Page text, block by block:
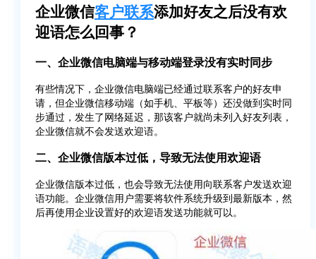
企业微信客户联系添加好友之后没有欢
迎语怎么回事？
一、企业微信电脑端与移动端登录没有实时同步
有些情况下，企业微信电脑端已经通过联系客户的好友申
请，但企业微信移动端（如手机、平板等）还没做到实时同
步通过，发生了网络延迟，那该客户就尚未列入好友列表，
企业微信就不会发送欢迎语。
二、企业微信版本过低，导致无法使用欢迎语
企业微信版本过低，也会导致无法使用向联系客户发送欢迎
语功能。企业微信用户需要将软件系统升级到最新版本，然
后再使用企业设置好的欢迎语发送功能就可以。